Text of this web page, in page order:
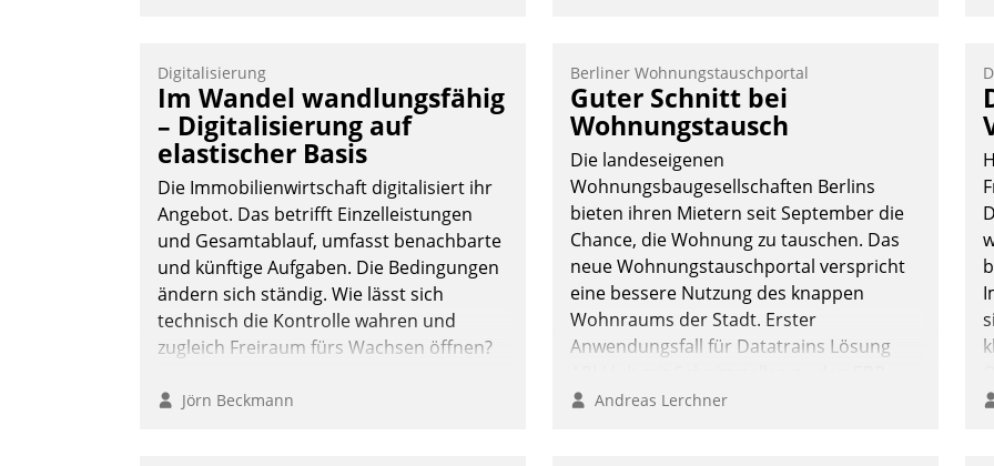
Mitarbeiter von Datatrain. Die meravis
Wohnungsbau- und Immobilien GmbH
hat sich dabei für den Betrieb der Lösung
über die SAP Cloud Platform entschieden
- als erstes Unternehmen am
Wohnungsmarkt.
Andreas Lerchner
Digitalisierung
Im Wandel wandlungsfähig
– Digitalisierung auf
elastischer Basis
Die Immobilienwirtschaft digitalisiert ihr
Angebot. Das betrifft Einzelleistungen
und Gesamtablauf, umfasst benachbarte
und künftige Aufgaben. Die Bedingungen
ändern sich ständig. Wie lässt sich
technisch die Kontrolle wahren und
zugleich Freiraum fürs Wachsen öffnen?
Jörn Beckmann
Berliner Wohnungstauschportal
Guter Schnitt bei
Wohnungstausch
Die landeseigenen
Wohnungsbaugesellschaften Berlins
bieten ihren Mietern seit September die
Chance, die Wohnung zu tauschen. Das
neue Wohnungstauschportal verspricht
eine bessere Nutzung des knappen
Wohnraums der Stadt. Erster
Anwendungsfall für Datatrains Lösung
Systemen der Unternehmen.
Andreas Lerchner